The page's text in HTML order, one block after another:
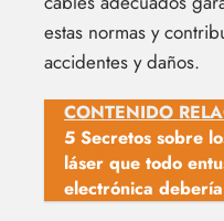
estas normas y
accidentes y daños.
CONTENIDO
5 Secretos sobre
láser que todo
electrónica